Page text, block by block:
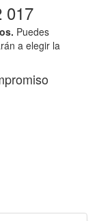
017
Puedes
a elegir la